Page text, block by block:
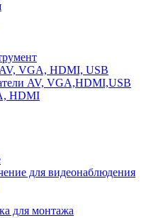
VGA, HDMI, USB
AV, VGA,HDMI,USB
HDMI
для видеонаблюдения
для монтажа